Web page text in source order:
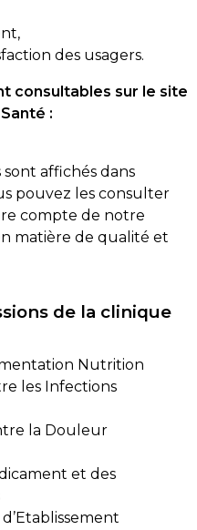
des usagers.
consultables sur le site
:
affichés dans
pouvez les consulter
compte de notre
matière de qualité et
de la clinique
Nutrition
les Infections
la Douleur
et des